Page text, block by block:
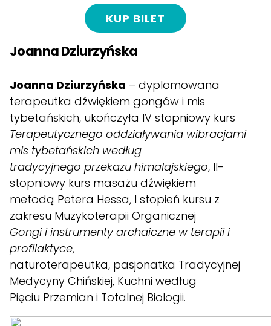
KUP BILET
Joanna Dziurzyńska
Joanna Dziurzyńska – dyplomowana
terapeutka dźwiękiem gongów i mis
tybetańskich, ukończyła IV stopniowy kurs
Terapeutycznego oddziaływania wibracjami
mis tybetańskich według
tradycyjnego przekazu himalajskiego, II-
stopniowy kurs masażu dźwiękiem
metodą Petera Hessa, I stopień kursu z
zakresu Muzykoterapii Organicznej
Gongi i instrumenty archaiczne w terapii i
profilaktyce,
naturoterapeutka, pasjonatka Tradycyjnej
Medycyny Chińskiej, Kuchni według
Pięciu Przemian i Totalnej Biologii.